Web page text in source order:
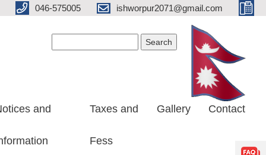
046-575005 ishworpur2071@gmail.com
and Taxes and
Fess
Gallery Contact